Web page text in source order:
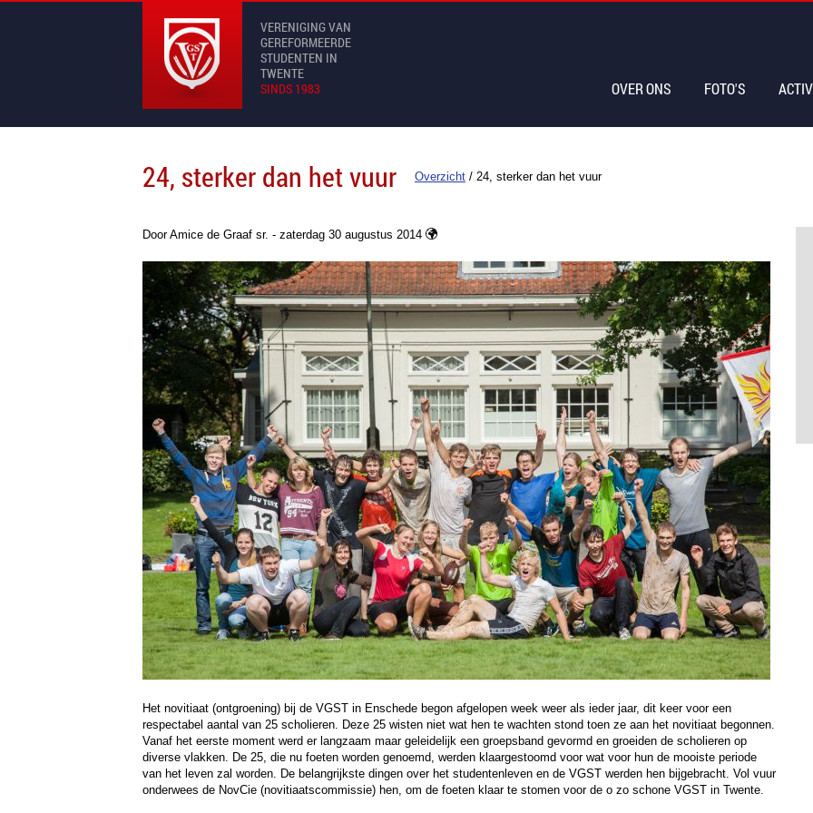
VERENIGING VAN
GEREFORMEERDE
STUDENTEN IN
TWENTE
SINDS 1983
OVER ONS FOTO'S
24, sterker dan het vuur Overzicht / 24, sterker dan het vuur
Door Amice de Graaf sr. - zaterdag 30 augustus 2014
Het novitiaat (ontgroening) bij de VGST in Enschede begon afgelopen week weer als ieder jaar, dit keer voor een
respectabel aantal van 25 scholieren. Deze 25 wisten niet wat hen te wachten stond toen ze aan het novitiaat begonnen.
Vanaf het eerste moment werd er langzaam maar geleidelijk een groepsband gevormd en groeiden de scholieren op
diverse vlakken. De 25, die nu foeten worden genoemd, werden klaargestoomd voor wat voor hun de mooiste periode
van het leven zal worden. De belangrijkste dingen over het studentenleven en de VGST werden hen bijgebracht. Vol vuur
onderwees de NovCie (novitiaatscommissie) hen, om de foeten klaar te stomen voor de o zo schone VGST in Twente.